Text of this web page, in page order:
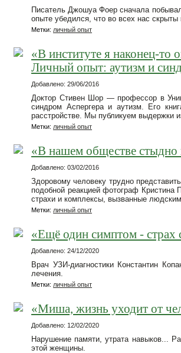
Писатель Джошуа Фоер сначала
опыте убедился, что во всех нас
Метки: личный опыт
«В институте я наконец-то
Личный опыт: аутизм и
Добавлено: 29/06/2016
Доктор Стивен Шор — профессор в
синдром Аспергера и аутизм. Его
расстройстве. Мы публикуем выдержки
Метки: личный опыт
«В нашем обществе стыдно
Добавлено: 03/02/2016
Здоровому человеку трудно
подобной реакцией фотограф Кристина
страхи и комплексы, вызванные
Метки: личный опыт
«Ещё один симптом - страх
Добавлено: 24/12/2020
Врач УЗИ-диагностики Константин
лечения.
Метки: личный опыт
«Миша, жизнь уходит от
Добавлено: 12/02/2020
Нарушение памяти, утрата навыков...
этой женщины.